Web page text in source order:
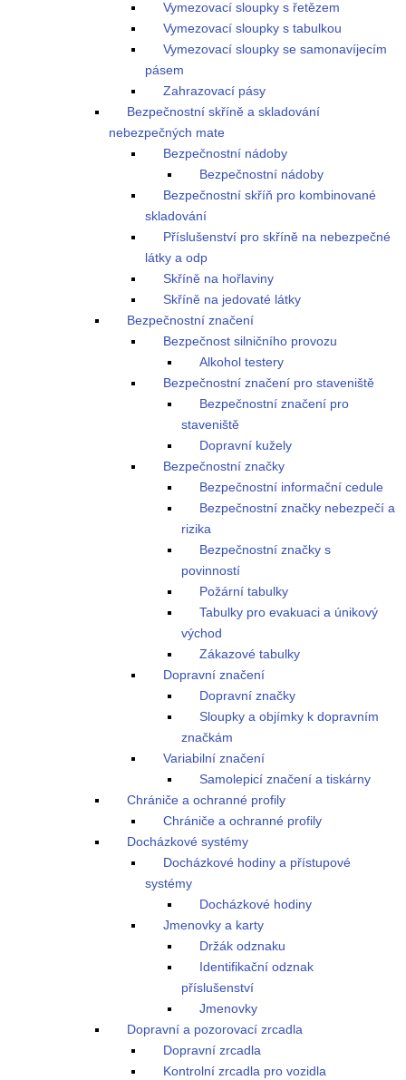
Vymezovací sloupky s řetězem
Vymezovací sloupky s tabulkou
Vymezovací sloupky se samonavíjecím
pásem
Zahrazovací pásy
Bezpečnostní skříně a skladování
nebezpečných mate
Bezpečnostní nádoby
Bezpečnostní nádoby
Bezpečnostní skříň pro kombinované
skladování
Příslušenství pro skříně na nebezpečné
látky a odp
Skříně na hořlaviny
Skříně na jedovaté látky
Bezpečnostní značení
Bezpečnost silničního provozu
Alkohol testery
Bezpečnostní značení pro staveniště
Bezpečnostní značení pro
staveniště
Dopravní kužely
Bezpečnostní značky
Bezpečnostní informační cedule
Bezpečnostní značky nebezpečí a
rizika
Bezpečnostní značky s
povinností
Požární tabulky
Tabulky pro evakuaci a únikový
východ
Zákazové tabulky
Dopravní značení
Dopravní značky
Sloupky a objímky k dopravním
značkám
Variabilní značení
Samolepicí značení a tiskárny
Chrániče a ochranné profily
Chrániče a ochranné profily
Docházkové systémy
Docházkové hodiny a přístupové
systémy
Docházkové hodiny
Jmenovky a karty
Držák odznaku
Identifikační odznak
příslušenství
Jmenovky
Dopravní a pozorovací zrcadla
Dopravní zrcadla
Kontrolní zrcadla pro vozidla